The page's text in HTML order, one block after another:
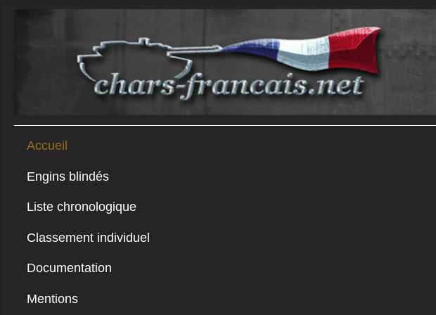
Accueil
Engins blindés
Liste chronologique
Classement individuel
Documentation
Mentions